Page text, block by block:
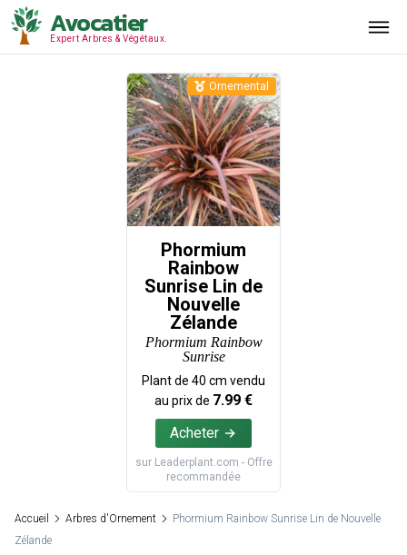
Avocatier
Expert Arbres & Végétaux.
Phormium
Rainbow
Sunrise Lin de
Nouvelle
Zélande
Phormium Rainbow
Sunrise
Plant de 40 cm vendu
au prix de 7.99 €
Acheter
sur Leaderplant.com - Offre
recommandée
Ornemental
Accueil Arbres d'Ornement
Phormium Rainbow Sunrise Lin de Nouvelle
Zélande